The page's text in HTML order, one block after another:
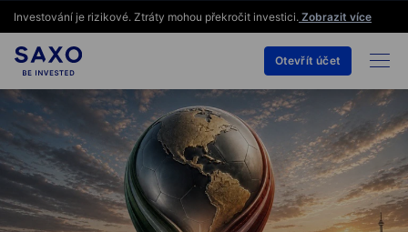
Investování je rizikové. Ztráty mohou překročit investici. Zobrazit více
Otevřít účet